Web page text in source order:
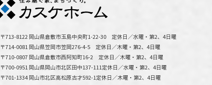
〒713-8122 岡山県倉敷市玉島中央町1-22-30 定休日／水曜・第2、4日曜
〒714-0081 岡山県笠岡市笠岡276-4-5 定休日／木曜・第2、4日曜
〒710-0807 岡山県倉敷市西阿知町16-2 定休日／木曜・第2、4日曜
〒700-0951 岡山県岡山市北区田中137-111 定休日／水曜・第2、4日曜
〒701-1334 岡山市北区高松原古才592-1 定休日／木曜・第2、4日曜